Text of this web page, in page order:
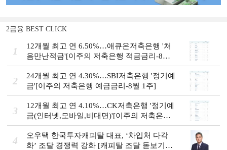
2금융 BEST CLICK
1
12개월 최고 연 6.50%…애큐온저축은행 '처
음만난적금'[이주의 저축은행 적금금리-8월
1주]
2
24개월 최고 연 4.30%…SBI저축은행 '정기예
금'[이주의 저축은행 예금금리-8월 1주]
3
12개월 최고 연 4.10%…CK저축은행 '정기예
금(인터넷,모바일,비대면)'[이주의 저축은행
예금금리-8월 1주]
4
오우택 한국투자캐피탈 대표, ‘차입처 다각
화ʼ 조달 경쟁력 강화 [캐피탈 조달 돋보기